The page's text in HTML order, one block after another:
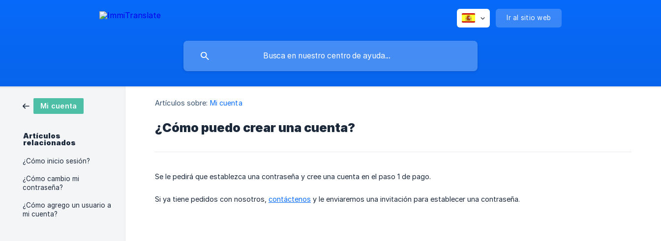
Ir al sitio web
Mi cuenta
Artículos
relacionados
¿Cómo inicio sesión?
¿Cómo cambio mi
contraseña?
¿Cómo agrego un usuario a
mi cuenta?
Artículos sobre: Mi cuenta
¿Cómo puedo crear una cuenta?
Se le pedirá que establezca una contraseña y cree una cuenta en el paso 1 de pago.
Si ya tiene pedidos con nosotros, contáctenos y le enviaremos una invitación para establecer una contraseña.